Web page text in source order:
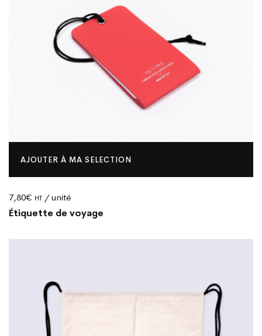
AJOUTER À MA SELECTION
7,80€ HT / unité
Étiquette de voyage